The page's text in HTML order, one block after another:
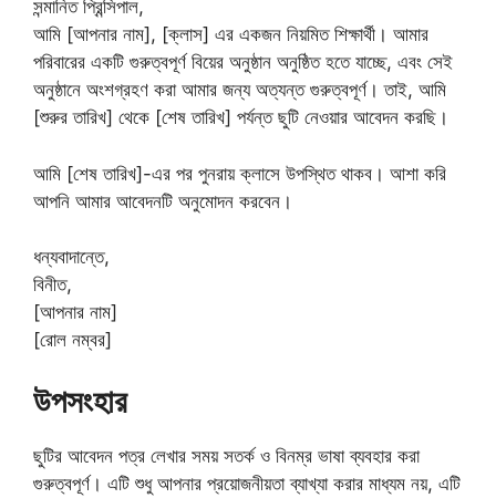
সন্মানিত প্রিন্সিপাল,
আমি [আপনার নাম], [ক্লাস] এর একজন নিয়মিত শিক্ষার্থী। আমার
পরিবারের একটি গুরুত্বপূর্ণ বিয়ের অনুষ্ঠান অনুষ্ঠিত হতে যাচ্ছে, এবং সেই
অনুষ্ঠানে অংশগ্রহণ করা আমার জন্য অত্যন্ত গুরুত্বপূর্ণ। তাই, আমি
[শুরুর তারিখ] থেকে [শেষ তারিখ] পর্যন্ত ছুটি নেওয়ার আবেদন করছি।
আমি [শেষ তারিখ]-এর পর পুনরায় ক্লাসে উপস্থিত থাকব। আশা করি
আপনি আমার আবেদনটি অনুমোদন করবেন।
ধন্যবাদান্তে,
বিনীত,
[আপনার নাম]
[রোল নম্বর]
উপসংহার
ছুটির আবেদন পত্র লেখার সময় সতর্ক ও বিনম্র ভাষা ব্যবহার করা
গুরুত্বপূর্ণ। এটি শুধু আপনার প্রয়োজনীয়তা ব্যাখ্যা করার মাধ্যম নয়, এটি